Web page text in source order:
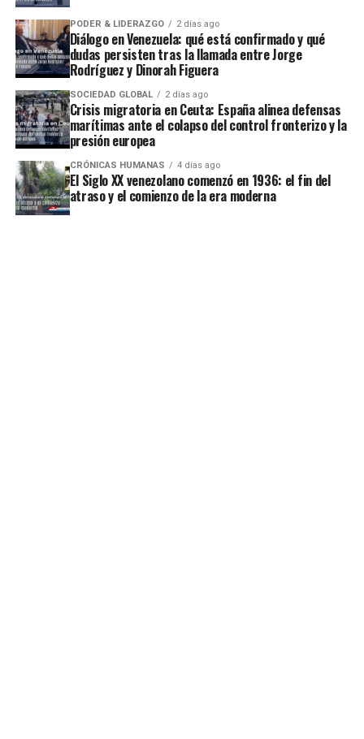
PODER & LIDERAZGO 2 días ago
Diálogo en Venezuela: qué está confirmado y qué
dudas persisten tras la llamada entre Jorge
Rodríguez y Dinorah Figuera
SOCIEDAD GLOBAL 2 días ago
Crisis migratoria en Ceuta: España alinea defensas
marítimas ante el colapso del control fronterizo y la
presión europea
CRÓNICAS HUMANAS 4 días ago
El Siglo XX venezolano comenzó en 1936: el fin del
atraso y el comienzo de la era moderna